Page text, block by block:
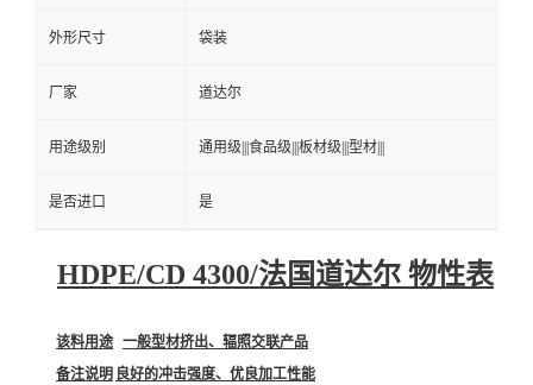
外形尺寸 袋装
厂家 道达尔
用途级别 通用级|||食品级|||板材级|||型材|||
是否进口 是
HDPE/CD 4300/法国道达尔 物性表
该料用途 一般型材挤出、辐照交联产品
备注说明 良好的冲击强度、优良加工性能